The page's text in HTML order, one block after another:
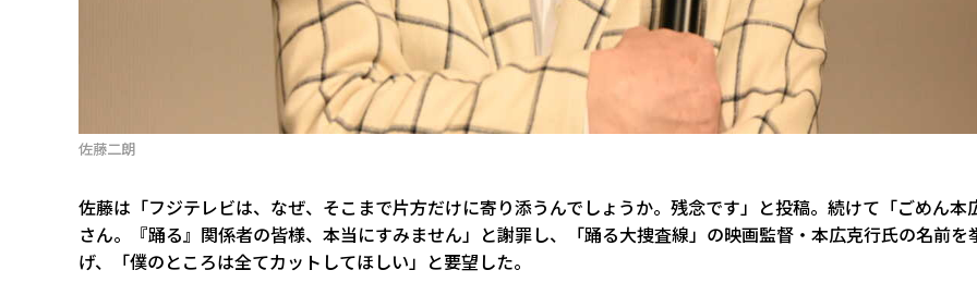
佐藤二朗
佐藤は「フジテレビは、なぜ、そこまで片方だけに寄り添うんでしょうか。残念です」と投稿。続けて「ごめん本
さん。『踊る』関係者の皆様、本当にすみません」と謝罪し、「踊る大捜査線」の映画監督・本広克行氏の名前を
げ、「僕のところは全てカットしてほしい」と要望した。